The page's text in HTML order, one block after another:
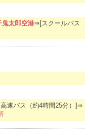
鬼太郎空港⇒[スクールバス
速バス（約4時間25分）]⇒